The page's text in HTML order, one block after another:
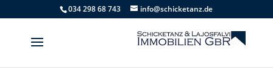
034 298 68 743 info@schicketanz.de